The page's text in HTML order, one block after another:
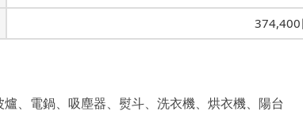
374,400
、電鍋、吸塵器、熨斗、洗衣機、烘衣機、陽台